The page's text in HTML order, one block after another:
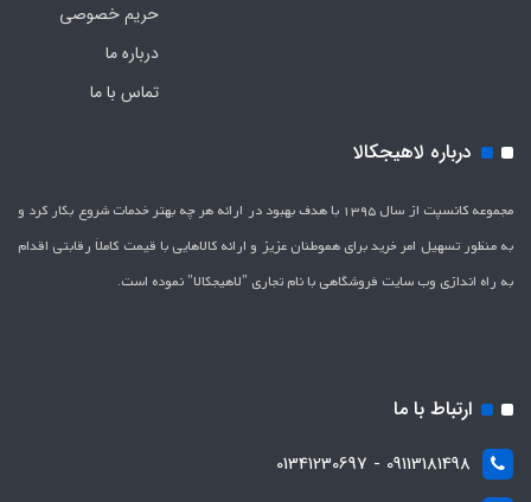
حریم خصوصی
درباره ما
تماس با ما
درباره لاهیجکالا
مجموعه کانسپت از سال 1395 با هدف بهبود در ارائه هر چه بهتر خدمات شروع بکار کرد و
به منظور تسهیل امر خرید برای هموطنان عزیز و ارائه کالاهایی با قیمت کاملاَ رقابتی اقدام
به راه اندازی وب سایت فروشگاهی با نام تجاری "لاهیج­کالا" نموده است.
ارتباط با ما
09113181498 - 01341230697